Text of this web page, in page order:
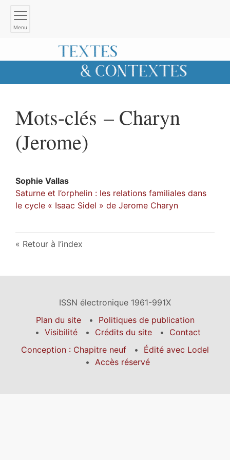
Menu
Mots-clés – Charyn
(Jerome)
Sophie Vallas
Saturne et l’orphelin : les relations familiales dans
le cycle « Isaac Sidel » de Jerome Charyn
Retour à l’index
ISSN électronique 1961-991X
Plan du site
Politiques de publication
Visibilité
Crédits du site
Contact
Conception : Chapitre neuf
Édité avec Lodel
Accès réservé